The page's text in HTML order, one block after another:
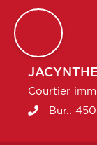
JACYNTHE
Courtier
Bur.: